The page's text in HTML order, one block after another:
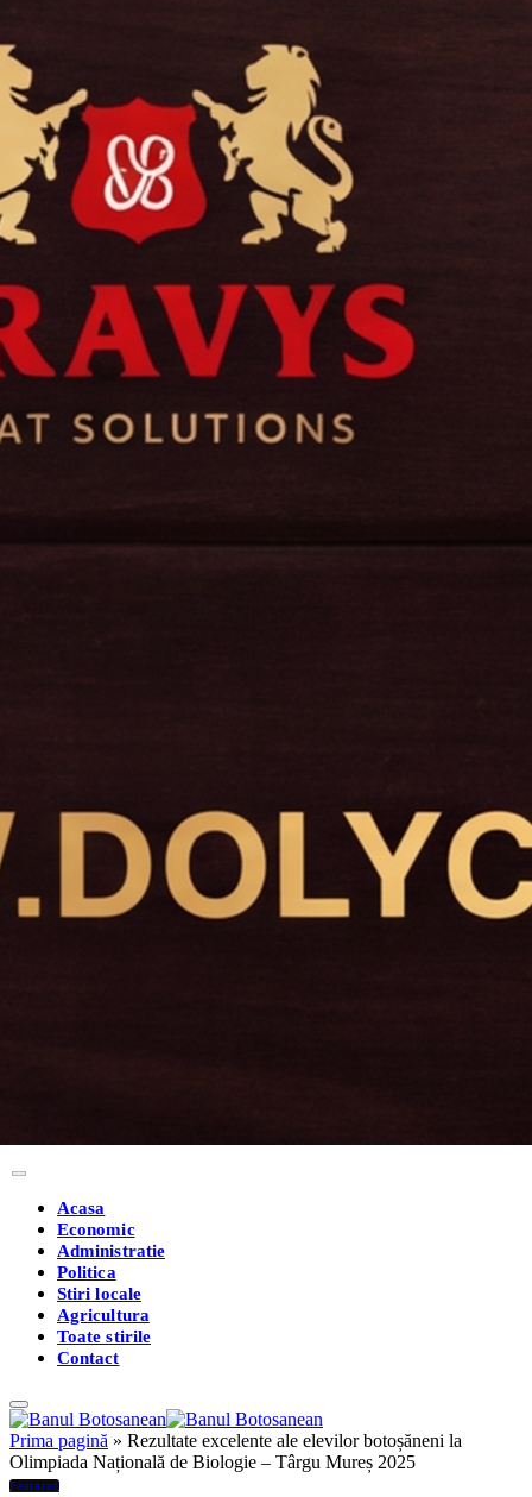
Acasa
Economic
Administratie
Politica
Stiri locale
Agricultura
Toate stirile
Contact
Prima pagină » Rezultate excelente ale elevilor botoșăneni la
Olimpiada Națională de Biologie – Târgu Mureș 2025
Featured